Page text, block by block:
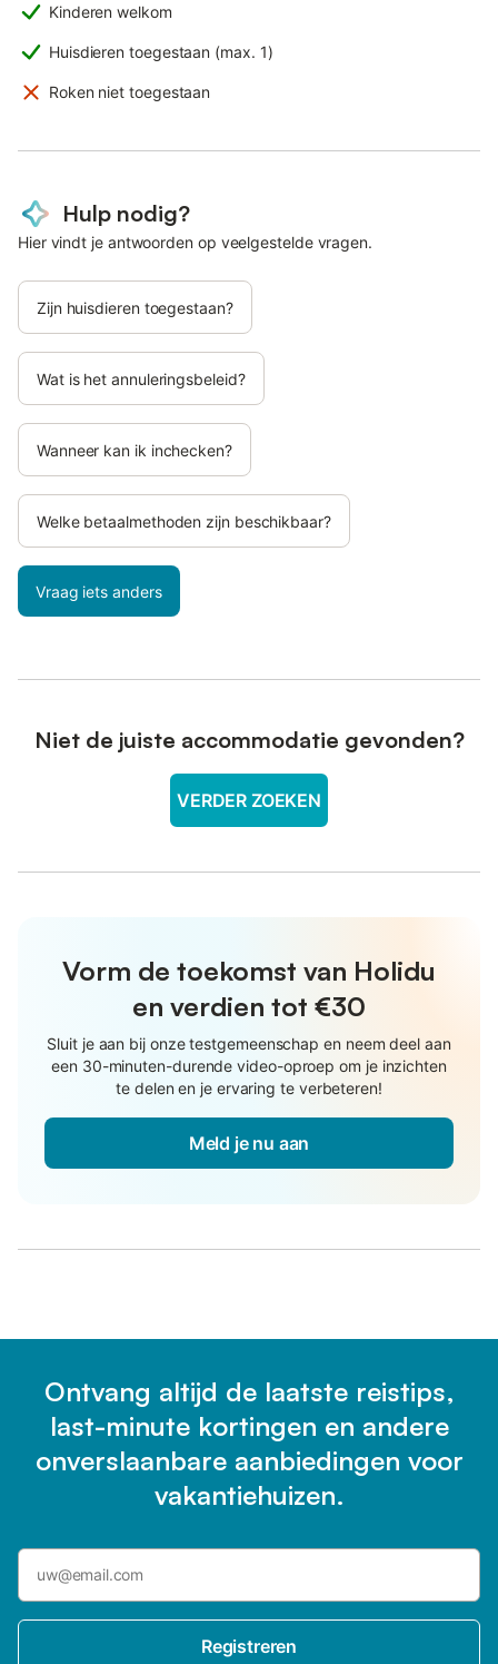
Kinderen welkom
Huisdieren toegestaan (max. 1)
Roken niet toegestaan
Hulp nodig?
Hier vindt je antwoorden op veelgestelde vragen.
Zijn huisdieren toegestaan?
Wat is het annuleringsbeleid?
Wanneer kan ik inchecken?
Welke betaalmethoden zijn beschikbaar?
Vraag iets anders
Niet de juiste accommodatie gevonden?
VERDER ZOEKEN
Vorm de toekomst van Holidu
en verdien tot €30
Sluit je aan bij onze testgemeenschap en neem deel aan
een 30-minuten-durende video-oproep om je inzichten
te delen en je ervaring te verbeteren!
Meld je nu aan
Ontvang altijd de laatste reistips,
last-minute kortingen en andere
onverslaanbare aanbiedingen voor
vakantiehuizen.
Registreren